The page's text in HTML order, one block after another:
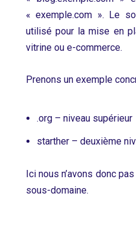
« exemple.com ». Le
utilisé pour la mise en
vitrine ou e-commerce.
Prenons un exemple
.org – niveau supérieur
starther – deuxième
Ici nous n’avons donc
sous-domaine.